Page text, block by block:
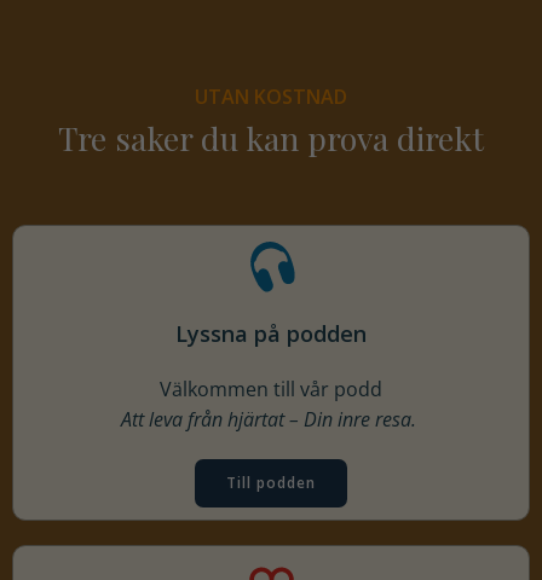
UTAN KOSTNAD
Tre saker du kan prova direkt
Lyssna på podden
Välkommen till vår podd
Att leva från hjärtat – Din inre resa.
Till podden